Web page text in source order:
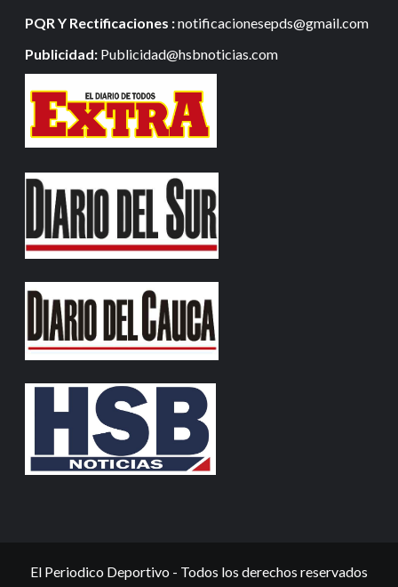
PQR Y Rectificaciones :notificacionesepds@gmail.com
Publicidad: Publicidad@hsbnoticias.com